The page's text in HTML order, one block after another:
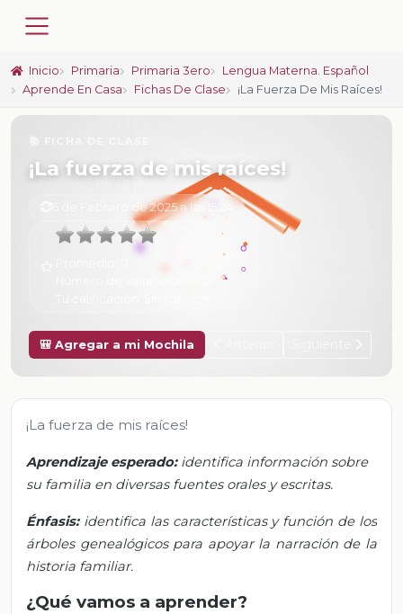
Inicio Primaria Primaria 3ero
Lengua Materna. Español
Aprende En Casa
Fichas De Clase ¡La Fuerza De Mis Raíces!
¡La fuerza de mis raíces!
6 de Febrero de 2025 a las 15:24
🎒 Agregar a mi Mochila
¡La fuerza de mis raíces!
Aprendizaje esperado: identifica información sobre
su familia en diversas fuentes orales y escritas.
Énfasis: identifica las características y función de los
árboles genealógicos para apoyar la narración de la
historia familiar.
¿Qué vamos a aprender?